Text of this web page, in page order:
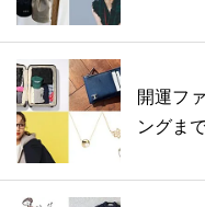
開運フ
ングま